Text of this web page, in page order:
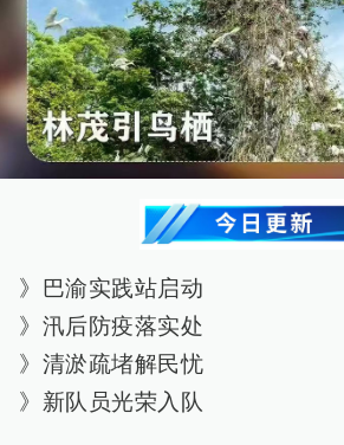
》巴渝实践站启动
》汛后防疫落实处
》清淤疏堵解民忧
》新队员光荣入队